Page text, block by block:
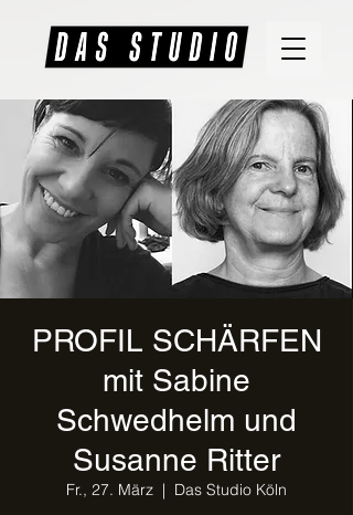
PROFIL SCHÄRFEN
mit Sabine
Schwedhelm und
Susanne Ritter
Fr., 27. März
  |
Das Studio Köln